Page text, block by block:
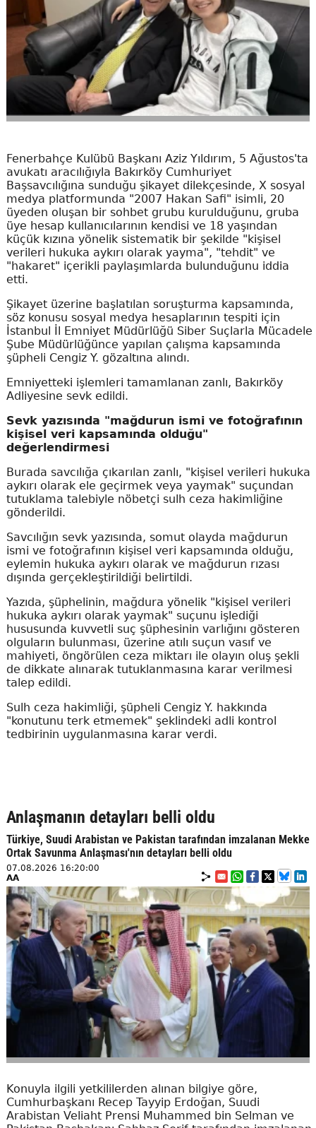
Fenerbahçe Kulübü Başkanı Aziz Yıldırım, 5 Ağustos'ta
avukatı aracılığıyla Bakırköy Cumhuriyet
Başsavcılığına sunduğu şikayet dilekçesinde, X sosyal
medya platformunda "2007 Hakan Safi" isimli, 20
üyeden oluşan bir sohbet grubu kurulduğunu, gruba
üye hesap kullanıcılarının kendisi ve 18 yaşından
küçük kızına yönelik sistematik bir şekilde "kişisel
verileri hukuka aykırı olarak yayma", "tehdit" ve
"hakaret" içerikli paylaşımlarda bulunduğunu iddia
etti.
Şikayet üzerine başlatılan soruşturma kapsamında,
söz konusu sosyal medya hesaplarının tespiti için
İstanbul İl Emniyet Müdürlüğü Siber Suçlarla Mücadele
Şube Müdürlüğünce yapılan çalışma kapsamında
şüpheli Cengiz Y. gözaltına alındı.
Emniyetteki işlemleri tamamlanan zanlı, Bakırköy
Adliyesine sevk edildi.
Sevk yazısında "mağdurun ismi ve fotoğrafının
kişisel veri kapsamında olduğu"
değerlendirmesi
Burada savcılığa çıkarılan zanlı, "kişisel verileri hukuka
aykırı olarak ele geçirmek veya yaymak" suçundan
tutuklama talebiyle nöbetçi sulh ceza hakimliğine
gönderildi.
Savcılığın sevk yazısında, somut olayda mağdurun
ismi ve fotoğrafının kişisel veri kapsamında olduğu,
eylemin hukuka aykırı olarak ve mağdurun rızası
dışında gerçekleştirildiği belirtildi.
Yazıda, şüphelinin, mağdura yönelik "kişisel verileri
hukuka aykırı olarak yaymak" suçunu işlediği
hususunda kuvvetli suç şüphesinin varlığını gösteren
olguların bulunması, üzerine atılı suçun vasıf ve
mahiyeti, öngörülen ceza miktarı ile olayın oluş şekli
de dikkate alınarak tutuklanmasına karar verilmesi
talep edildi.
Sulh ceza hakimliği, şüpheli Cengiz Y. hakkında
"konutunu terk etmemek" şeklindeki adli kontrol
tedbirinin uygulanmasına karar verdi.
Anlaşmanın detayları belli oldu
Türkiye, Suudi Arabistan ve Pakistan tarafından imzalanan Mekke
Ortak Savunma Anlaşması'nın detayları belli oldu
07.08.2026 16:20:00
AA
Konuyla ilgili yetkililerden alınan bilgiye göre,
Cumhurbaşkanı Recep Tayyip Erdoğan, Suudi
Arabistan Veliaht Prensi Muhammed bin Selman ve